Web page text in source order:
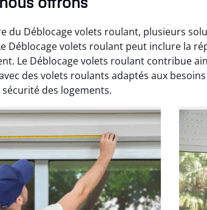
du Déblocage volets roulant, plusieurs
Déblocage volets roulant peut inclure la
Le Déblocage volets roulant contribue
des volets roulants adaptés aux
des logements.